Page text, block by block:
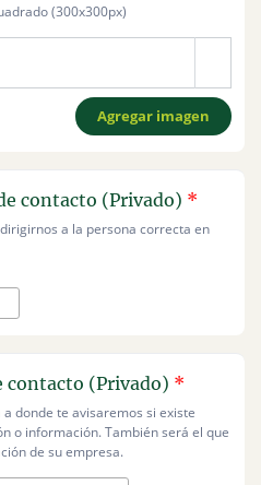
(300x300px)
Agregar imagen
contacto (Privado) *
a la persona correcta en
contacto (Privado) *
donde te avisaremos si existe
o información. También será el que
de su empresa.